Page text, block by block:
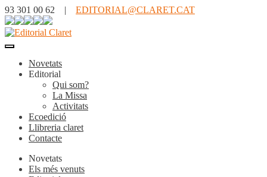
93 301 00 62 | EDITORIAL@CLARET.CAT
Novetats
Editorial
Qui som?
La Missa
Activitats
Ecoedició
Llibreria claret
Contacte
Novetats
Els més venuts